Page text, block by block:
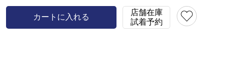
カートに入れる
店舗在庫
試着予約